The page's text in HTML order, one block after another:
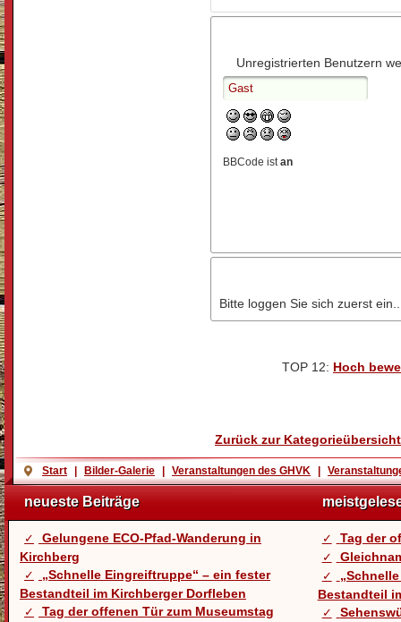
Unregistrierten Benutzern
BBCode istan
Bitte loggen Sie sich zuerst
TOP 12: Hoch
Zurück zur Kategorieübersicht
Start Bilder-Galerie Veranstaltungen des GHVK
neueste Beiträge
Gelungene ECO-Pfad-Wanderung in
Kirchberg
„Schnelle Eingreiftruppe“ – ein fester
Bestandteil im Kirchberger Dorfleben
Tag der offenen Tür zum Museumstag
Tag der
Bestandteil